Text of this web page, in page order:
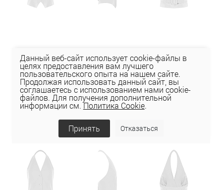
Данный веб-сайт использует cookie-файлы в
целях предоставления вам лучшего
пользовательского опыта на нашем сайте.
Продолжая использовать данный сайт, вы
соглашаетесь с использованием нами cookie-
файлов. Для получения дополнительной
информации см.Политика Cookie.
Принять Отказаться